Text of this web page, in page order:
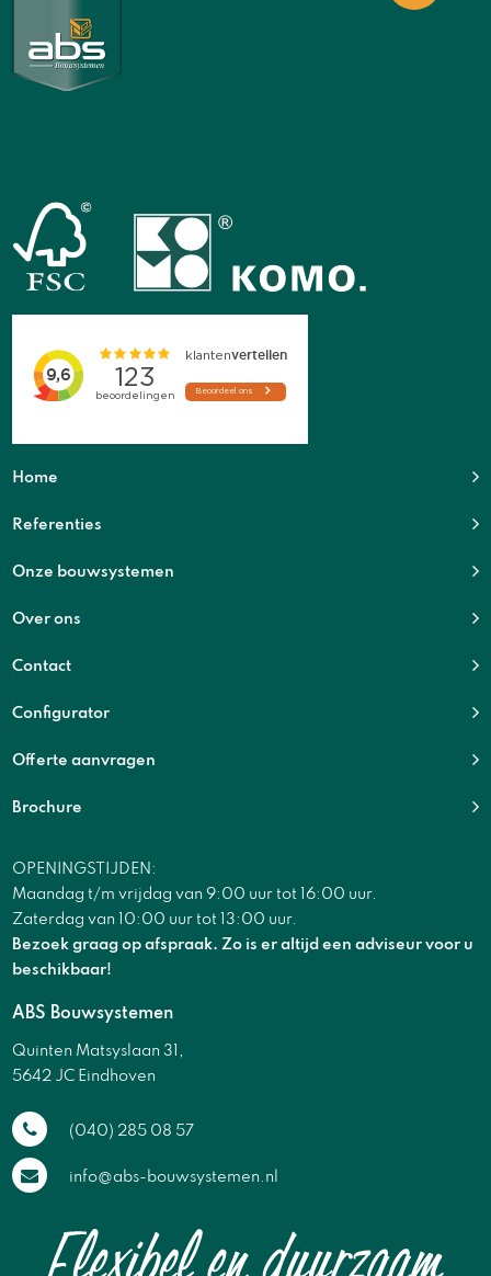
Home
Referenties
Onze bouwsystemen
Over ons
Contact
Configurator
Offerte aanvragen
Brochure
OPENINGSTIJDEN:
Maandag t/m vrijdag van 9:00 uur tot 16:00 uur.
Zaterdag van 10:00 uur tot 13:00 uur.
Bezoek graag op afspraak. Zo is er altijd een adviseur voor u
beschikbaar!
ABS Bouwsystemen
Quinten Matsyslaan 31,
5642 JC Eindhoven
(040) 285 08 57
info@abs-bouwsystemen.nl